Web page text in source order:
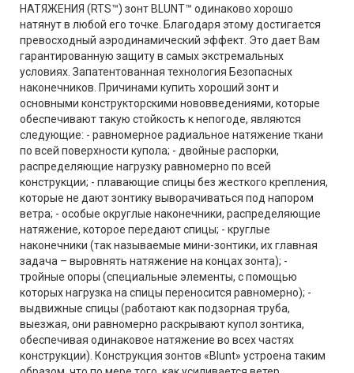
НАТЯЖЕНИЯ (RTS™) зонт BLUNT™ одинаково хорошо
натянут в любой его точке. Благодаря этому достигается
превосходный аэродинамический эффект. Это дает Вам
гарантированную защиту в самых экстремальных
условиях. Запатентованная технология Безопасных
наконечников. Причинами купить хороший зонт и
основными конструкторскими нововведениями, которые
обеспечивают такую стойкость к непогоде, являются
следующие: - равномерное радиальное натяжение ткани
по всей поверхности купола; - двойные распорки,
распределяющие нагрузку равномерно по всей
конструкции; - плавающие спицы без жесткого крепления,
которые не дают зонтику выворачиваться под напором
ветра; - особые округлые наконечники, распределяющие
натяжение, которое передают спицы; - круглые
наконечники (так называемые мини-зонтики, их главная
задача – выровнять натяжение на концах зонта); -
тройные опоры (специальные элементы, с помощью
которых нагрузка на спицы переносится равномерно); -
выдвижные спицы (работают как подзорная труба,
выезжая, они равномерно раскрывают купол зонтика,
обеспечивая одинаковое натяжение во всех частях
конструкции). Конструкция зонтов «Blunt» устроена таким